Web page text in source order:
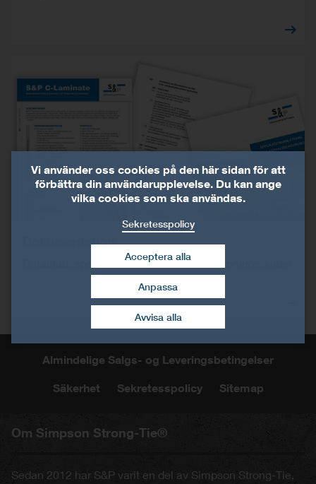
Dokumentation
Datablad, specifikationstexter och tillämpningsguider
Almindelige Salgs- og Leveringsbetingelser
Säkerhet Sekretesspolicy Sitemap
Om Simpson Strong-Tie®
Sedan 2012 har S&P varit en del av Simpson Strong-Tie,
Vi använder oss cookies på den här sidan för att
förbättra din användarupplevelse. Du kan ange
vilka cookies som ska användas.
Sekretesspolicy
Avvisa alla
Acceptera alla
dra tillbaka mitt
samtycke
Anpassa